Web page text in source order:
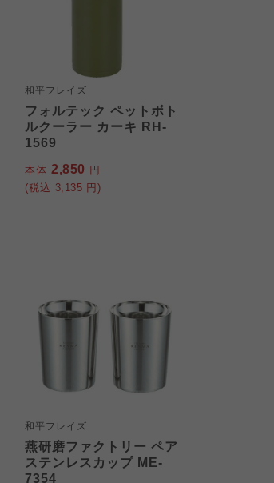
和平フレイズ
フォルテック ペットボト
ルクーラー カーキ RH-
1569
本体 2,850 円
(税込 3,135 円)
和平フレイズ
燕研磨ファクトリー ペア
ステンレスカップ ME-
7354